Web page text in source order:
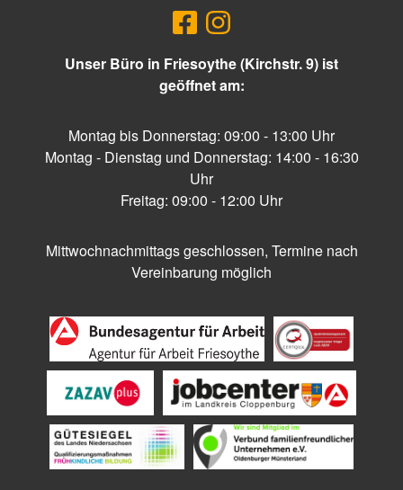
Unser Büro in Friesoythe (Kirchstr. 9) ist
geöffnet am:
Montag bis Donnerstag: 09:00 - 13:00 Uhr
Montag - Dienstag und Donnerstag: 14:00 - 16:30
Uhr
Freitag: 09:00 - 12:00 Uhr
Mittwochnachmittags geschlossen, Termine nach
Vereinbarung möglich